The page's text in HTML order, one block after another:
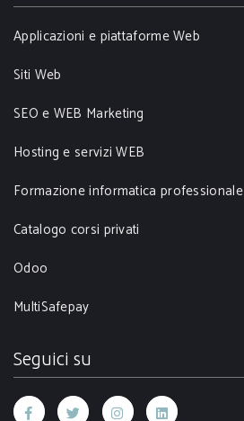
Applicazioni e piattaforme Web
Siti Web
SEO e WEB Marketing
Hosting e servizi WEB
Formazione informatica professionale
Catalogo corsi privati
Odoo
MultiSafepay
Seguici su